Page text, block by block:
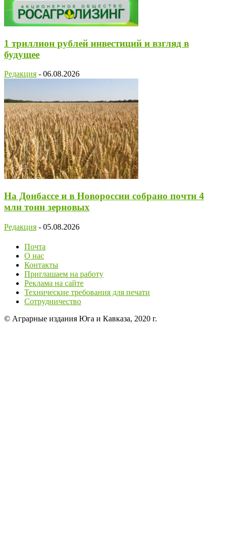
1 триллион рублей инвестиций и взгляд в
будущее
Редакция - 06.08.2026
На Донбассе и в Новороссии собрано почти 4
млн тонн зерновых
Редакция - 05.08.2026
Почта
О нас
Контакты
Приглашаем на работу
Реклама на сайте
Технические требования для печати
Сотрудничество
© Аграрные издания Юга и Кавказа, 2020 г.